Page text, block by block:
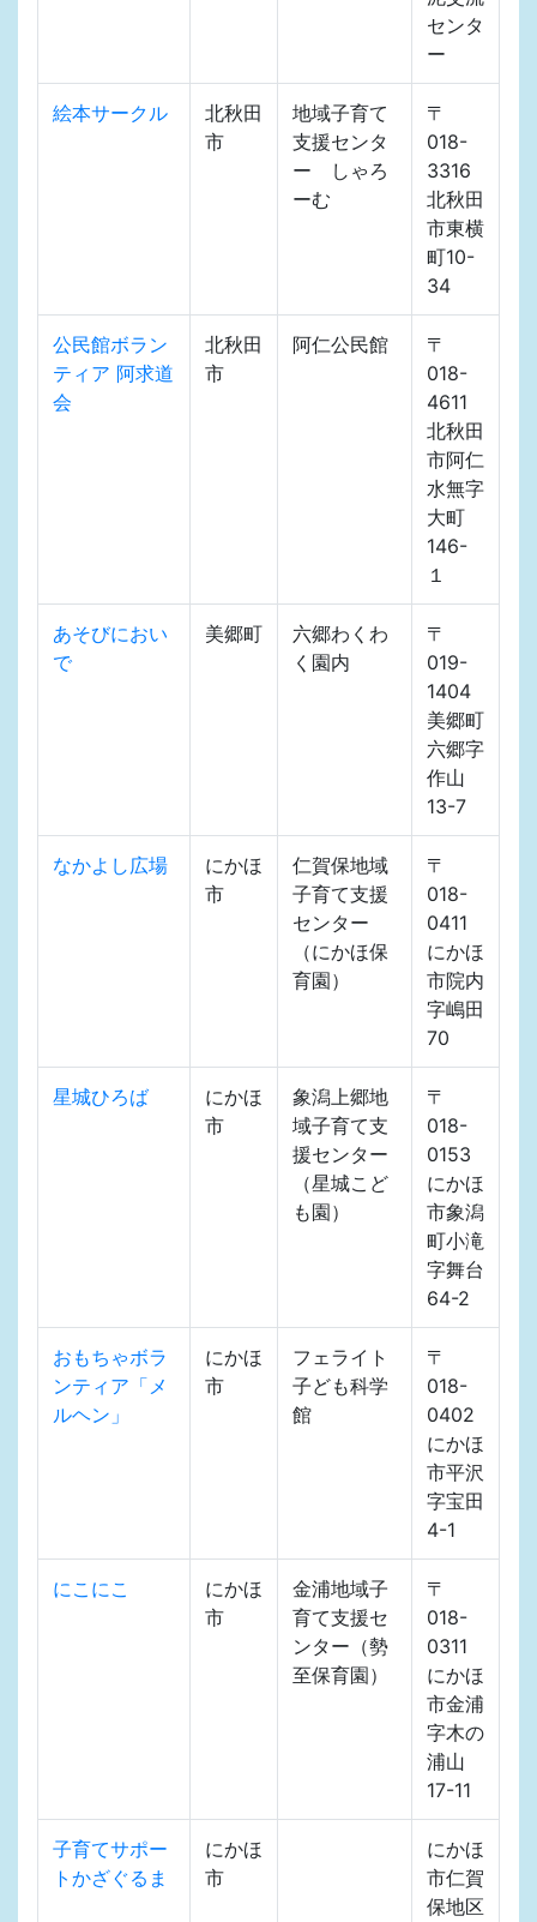
センタ
ー
絵本サークル
北秋田
市
地域子育て
支援センタ
ー しゃろ
ーむ
〒
018-
3316
北秋田
市東横
町10-
34
公民館ボラン
ティア 阿求道
会
北秋田
市
阿仁公民館
〒
018-
4611
北秋田
市阿仁
水無字
大町
146-
１
あそびにおい
で
美郷町
六郷わくわ
く園内
〒
019-
1404
美郷町
六郷字
作山
13-7
なかよし広場
にかほ
市
仁賀保地域
子育て支援
センター
（にかほ保
育園）
〒
018-
0411
にかほ
市院内
字嶋田
70
星城ひろば
にかほ
市
象潟上郷地
域子育て支
援センター
（星城こど
も園）
〒
018-
0153
にかほ
市象潟
町小滝
字舞台
64-2
おもちゃボラ
ンティア「メ
ルヘン」
にかほ
市
フェライト
子ども科学
館
〒
018-
0402
にかほ
市平沢
字宝田
4-1
にこにこ
にかほ
市
金浦地域子
育て支援セ
ンター（勢
至保育園）
〒
018-
0311
にかほ
市金浦
字木の
浦山
17-11
子育てサポー
トかざぐるま
にかほ
市
にかほ
市仁賀
保地区